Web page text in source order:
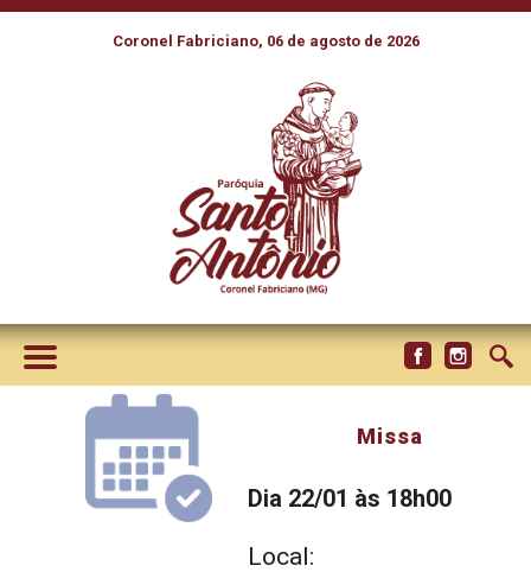
Coronel Fabriciano, 06 de agosto de 2026
Missa
Dia 22/01 às 18h00
Local: